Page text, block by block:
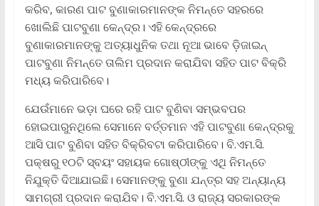
କରିବ, କାରଣ ପାଟ ବୁଣାକାରମାନଙ୍କ ନିମନ୍ତେ ସହରରେ
ଖୋଲିଛି ପାଟବୁଣା କେନ୍ଦ୍ର। ଏହି କେନ୍ଦ୍ରରେ
ବୁଣାକାରମାନଙ୍କୁ ଅତ୍ୟାଧୁନିକ ତଥା ନୂଆ ଭାବେ ଡ଼ିଜାଇନ୍‌
ପାଟବୁଣା ନିମନ୍ତେ ତାଲିମ ପ୍ରଦାନ କରାଯିବା ସହିତ ପାଟ ବିକ୍ରି
ମଧ୍ୟ କରିପାରିବେ।
ଯେଉଁମାନେ ଭଡ଼ା ଘରେ ରହି ପାଟ ବୁଣିବା ସମ୍ଭବପର
ହୋଇପାରୁନଥିଲେ ସେମାନେ ବର୍ତ୍ତମାନ ଏହି ପାଟବୁଣା କେନ୍ଦ୍ରକୁ
ଆସି ପାଟ ବୁଣିବା ସହିତ ବିକ୍ରିବଟା କରିପାରିବେ। ବି.ଏମ.ସି.
ପକ୍ଷରୁ ୧୦ଟି ସ୍ବୟଂ ସହାୟକ ଗୋଷ୍ଠୀଙ୍କୁ ଏଥି ନିମନ୍ତେ
ନିଯୁକ୍ତି ଦିଆଯାଇଛି। ସେମାନଙ୍କୁ ବୁଣା ଯନ୍ତ୍ର ସହ ଅନ୍ୟାନ୍ୟ
ସାମଗ୍ରୀ ପ୍ରଦାନ କରାଯିବ। ବି.ଏମ.ସି. ଓ ରାଜ୍ୟ ସରକାରଙ୍କ